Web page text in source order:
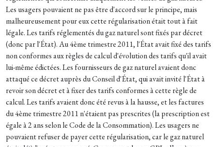
Les usagers pouvaient ne pas être d'accord sur le principe, mais
malheureusement pour eux cette régularisation était tout à fait
légale. Les tarifs réglementés du gaz naturel sont fixés par décret
(donc par l'État). Au 4ème trimestre 2011, l'État avait fixé des tarifs
non conformes aux règles de calcul d'évolution des tarifs qu'il avait
lui-même édictées. Les fournisseurs de gaz naturel avaient donc
attaqué ce décret auprès du Conseil d'État, qui avait invité l'État à
revoir son décret et à fixer des tarifs conformes à cette règle de
calcul. Les tarifs avaient donc été revus à la hausse, et les factures
du 4ème trimestre 2011 n'étaient pas prescrites (la prescription est
égale à 2 ans selon le Code de la Consommation). Les usagers ne
pouvaient refuser de payer cette régularisation, car le gaz naturel